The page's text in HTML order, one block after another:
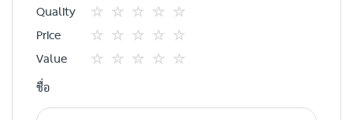
Quality
1
star
2
ดาว
3
ดาว
4
ดาว
5
ดาว
Price
1
2
3
4
5
Value
ชื่อ